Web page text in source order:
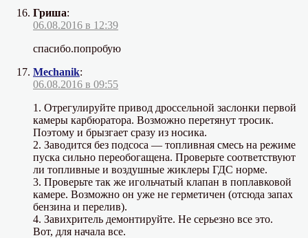
Гриша:
06.08.2016 в 12:39
спасибо.попробую
Mechanik:
06.08.2016 в 09:55
1. Отрегулируйте привод дроссельной заслонки первой
камеры карбюратора. Возможно перетянут тросик.
Поэтому и брызгает сразу из носика.
2. Заводится без подсоса — топливная смесь на режиме
пуска сильно переобогащена. Проверьте соответствуют
ли топливные и воздушные жиклеры ГДС норме.
3. Проверьте так же игольчатый клапан в поплавковой
камере. Возможно он уже не герметичен (отсюда запах
бензина и перелив).
4. Завихритель демонтируйте. Не серьезно все это.
Вот, для начала все.